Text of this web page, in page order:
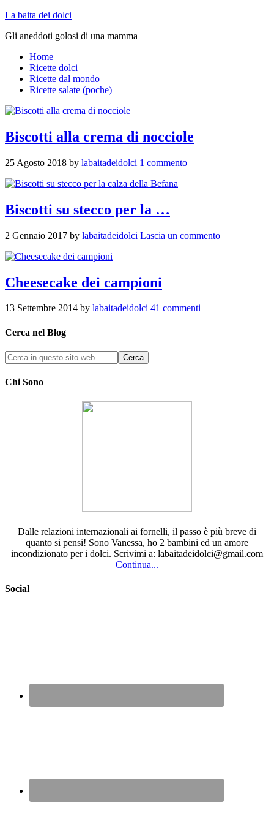
La baita dei dolci
Gli aneddoti golosi di una mamma
Home
Ricette dolci
Ricette dal mondo
Ricette salate (poche)
Biscotti alla crema di nocciole
25 Agosto 2018 by labaitadeidolci 1 commento
Biscotti su stecco per la …
2 Gennaio 2017 by labaitadeidolci Lascia un commento
Cheesecake dei campioni
13 Settembre 2014 by labaitadeidolci 41 commenti
Cerca nel Blog
Chi Sono
Dalle relazioni internazionali ai fornelli, il passo è più breve di
quanto si pensi! Sono Vanessa, ho 2 bambini ed un amore
incondizionato per i dolci. Scrivimi a: labaitadeidolci@gmail.com
Continua...
Social